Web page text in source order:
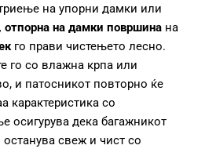
на упорни дамки или
отпорна на дамки површина на
го прави чистењето лесно.
го со влажна крпа или
и патосникот повторно ќе
карактеристика со
осигурува дека багажникот
свеж и чист со